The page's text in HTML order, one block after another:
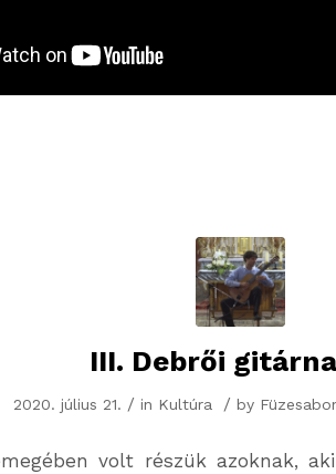
III. Debrői
2020. július 21. / in Kultúra / by
volt részük azoknak,